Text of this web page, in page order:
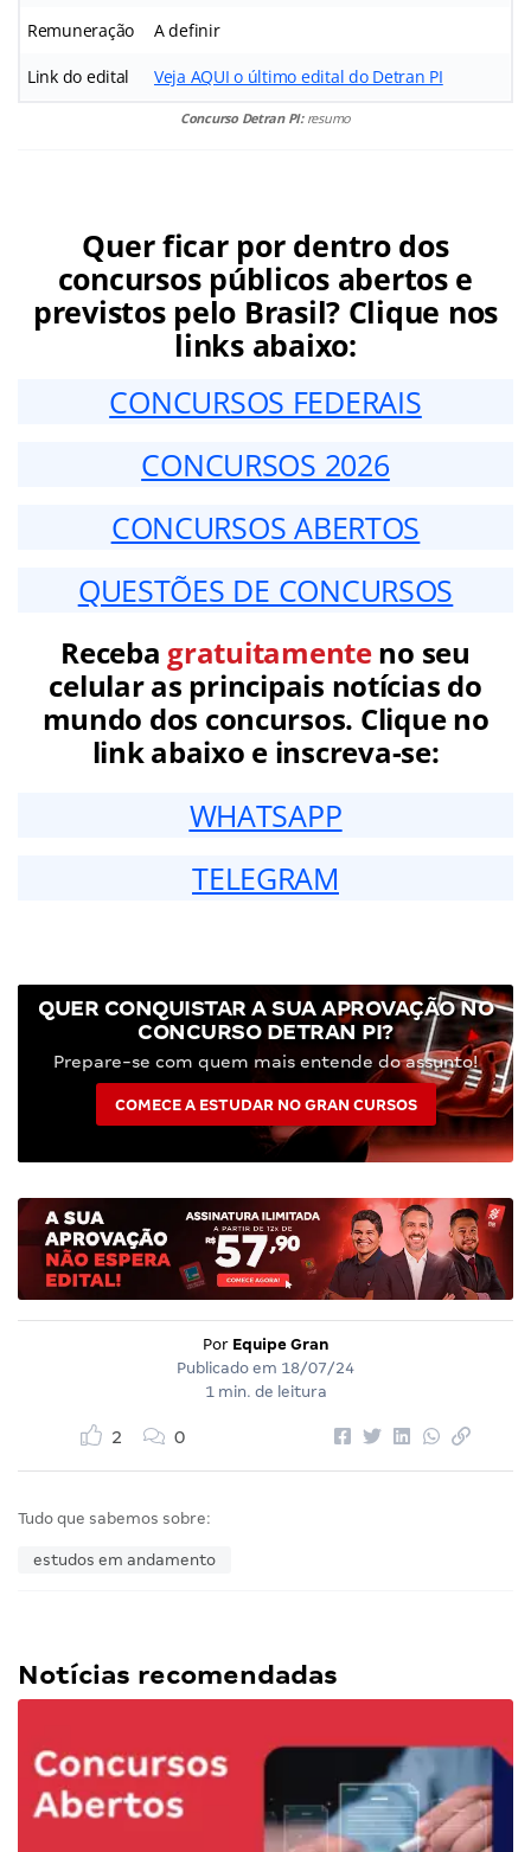
Remuneração A definir
Link do edital Veja AQUI o último edital do Detran PI
Concurso Detran PI:resumo
Quer ficar por dentro dos
concursos públicos abertos e
previstos pelo Brasil? Clique nos
links abaixo:
CONCURSOS FEDERAIS
CONCURSOS 2026
CONCURSOS ABERTOS
QUESTÕES DE CONCURSOS
Receba gratuitamenteno seu
celular as principais notícias do
mundo dos concursos. Clique no
link abaixo e inscreva-se:
WHATSAPP
TELEGRAM
QUER CONQUISTAR A SUA APROVAÇÃO NO
CONCURSO DETRAN PI?
Prepare-se com quem mais entende do assunto!
COMECE A ESTUDAR NO GRAN CURSOS
Por Equipe Gran
Publicado em 18/07/24
1 min. de leitura
2 0
Tudo que sabemos sobre:
estudos em andamento
Notícias recomendadas